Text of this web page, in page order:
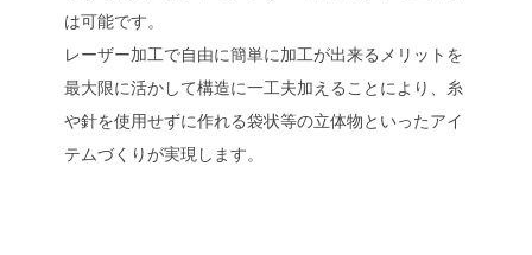
は可能です。
レーザー加工で自由に簡単に加工が出来るメリットを
最大限に活かして構造に一工夫加えることにより、糸
や針を使用せずに作れる袋状等の立体物といったアイ
テムづくりが実現します。